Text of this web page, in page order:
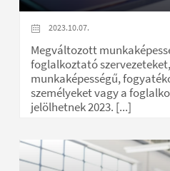
2023.10.07.
Megváltozott
foglalkoztató
munkaképességű,
személyeket vagy a
jelölhetnek 2023. [...]